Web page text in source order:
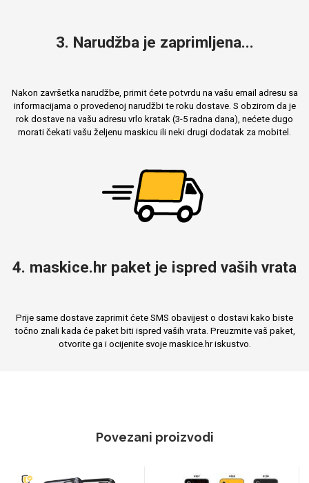
3. Narudžba je zaprimljena...
Nakon završetka narudžbe, primit ćete potvrdu na vašu email adresu sa
informacijama o provedenoj narudžbi te roku dostave. S obzirom da je
rok dostave na vašu adresu vrlo kratak (3-5 radna dana), nećete dugo
morati čekati vašu željenu maskicu ili neki drugi dodatak za mobitel.
4. maskice.hr paket je ispred vaših vrata
Prije same dostave zaprimit ćete SMS obavijest o dostavi kako biste
točno znali kada će paket biti ispred vaših vrata. Preuzmite vaš paket,
otvorite ga i ocijenite svoje maskice.hr iskustvo.
Povezani proizvodi